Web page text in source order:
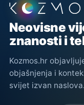
Podnožje
Neovisne
znanosti i
Kozmos.hr
objašnjenja i
svijet izvan naslova.